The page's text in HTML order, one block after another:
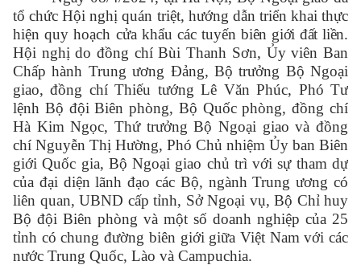
tổ chứcHội nghị quán triệt, hướng dẫn triển khai thực
hiện quy hoạch cửa khẩu các tuyếnbiên giới đất liền.
Hội nghị do đồng chí Bùi Thanh Sơn, Ủy viên Ban
Chấp hành Trung ương Đảng, Bộ trưởng Bộ Ngoại
giao, đồng chí Thiếu tướng Lê Văn Phúc, Phó Tư
lệnh Bộ đội Biên phòng, Bộ Quốc phòng, đồng chí
Hà Kim Ngọc, Thứ trưởng Bộ Ngoại giao và đồng
chí Nguyễn Thị Hường, Phó Chủ nhiệm Ủy ban Biên
giới Quốc gia, Bộ Ngoại giao chủ trì với sự tham dự
của đại diện lãnh đạo các Bộ, ngành Trung ương có
liên quan, UBND cấp tỉnh, Sở Ngoại vụ, Bộ Chỉ huy
Bộ đội Biên phòng và một số doanh nghiệp của 25
tỉnh có chung đường biên giới giữa Việt Nam với các
nước Trung Quốc, Lào và Campuchia.